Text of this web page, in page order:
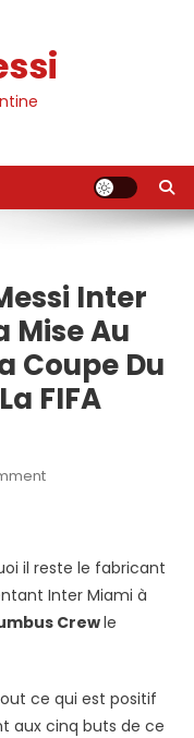
Inter
Mise Au
Coupe Du
FIFA
On
Lionel
Messi
Inter
Dans
La
il reste le fabricant
Inter Miami à
Crewle
ce qui est positif
aux cinq buts de ce